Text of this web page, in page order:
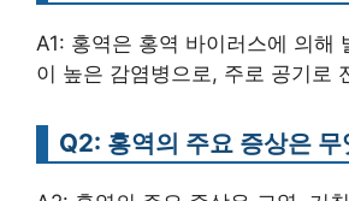
A1: 홍역은 홍역 바이러스에 의해
이 높은 감염병으로, 주로 공기로
Q2: 홍역의 주요 증상은